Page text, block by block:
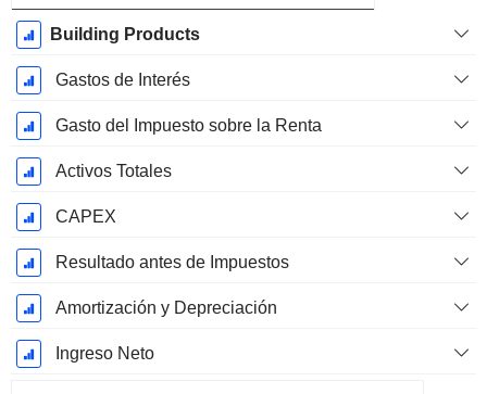
Building Products
Gastos de Interés
Gasto del Impuesto sobre la Renta
Activos Totales
CAPEX
Resultado antes de Impuestos
Amortización y Depreciación
Ingreso Neto